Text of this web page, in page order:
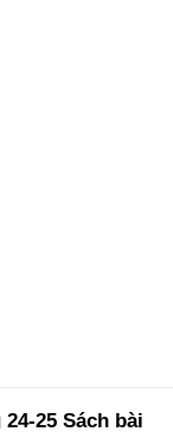
25 Sách bài